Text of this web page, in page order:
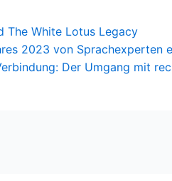
The White Lotus Legacy
2023 von Sprachexperten
Der Umgang mit